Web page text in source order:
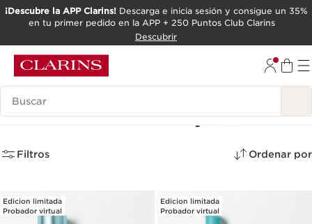
IR AL CONTENIDO
¡Descubre la APP Clarins!Descarga e inicia sesión y consigue un 35%
en tu primer pedido en la APP + 250 Puntos Club Clarins
Descubrir
Leyenda
Summer Collection Cryo (4)
Filtros Ordenar por
Edicion limitada
Probador virtual
Edicion limitada
Probador virtual